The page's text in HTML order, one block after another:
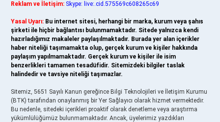
Reklam ve İletişim: Skype: live:.cid.575569c608265c69
Yasal Uyarı: Bu internet sitesi, herhangi bir marka, kurum veya şahıs
şirketi ile hiçbir bağlantısı bulunmamaktadır. Sitede yalnızca kendi
hazırladığımız makaleler paylaşılmaktadır. Burada yer alan içerikler
haber niteliği taşımamakta olup, gerçek kurum ve kişiler hakkında
paylaşım yapılmamaktadır. Gerçek kurum ve kişiler ile isim
benzerlikleri tamamen tesadüfidir. Sitemizdeki bilgiler taslak
halindedir ve tavsiye niteliği taşımazlar.
Sitemiz, 5651 Sayılı Kanun gereğince Bilgi Teknolojileri ve İletişim Kurumu
(BTK) tarafından onaylanmış bir Yer Sağlayıcı olarak hizmet vermektedir.
Bu nedenle, sitedeki içerikleri proaktif olarak denetleme veya araştırma
yükümlülüğümüz bulunmamaktadır. Ancak, üyelerimiz yazdıkları